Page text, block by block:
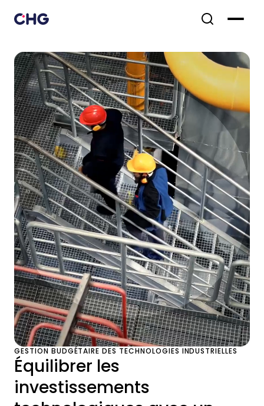
GESTION BUDGÉTAIRE DES TECHNOLOGIES INDUSTRIELLES
Équilibrer les
investissements